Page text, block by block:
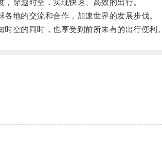
穿越时空，实现快速、高效的出行。
地的交流和合作，加速世界的发展步伐。
空的同时，也享受到前所未有的出行便利。